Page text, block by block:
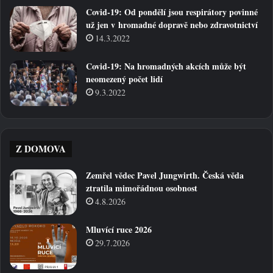
Covid-19: Od pondělí jsou respirátory povinné
už jen v hromadné dopravě nebo zdravotnictví
14.3.2022
Covid-19: Na hromadných akcích může být
neomezený počet lidí
9.3.2022
Z DOMOVA
Zemřel vědec Pavel Jungwirth. Česká věda
ztratila mimořádnou osobnost
4.8.2026
Mluvící ruce 2026
29.7.2026